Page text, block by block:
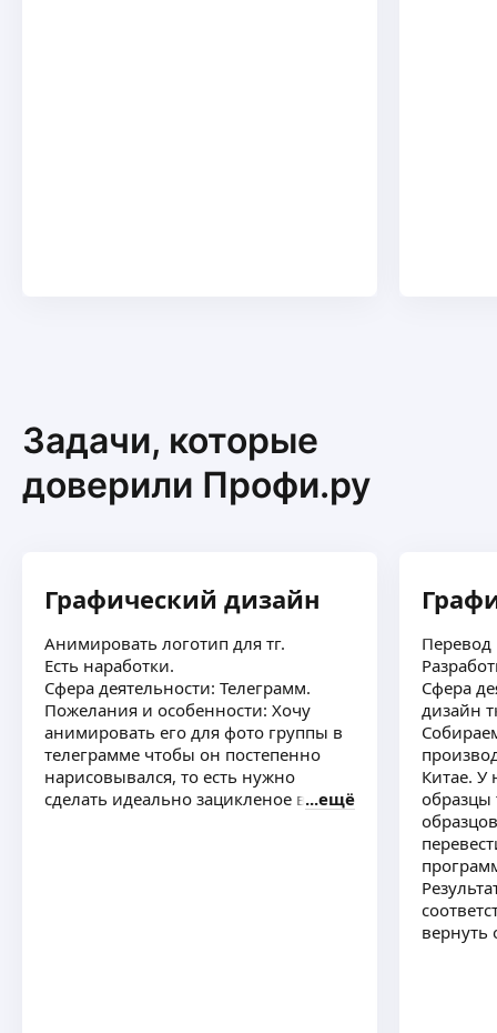
Задачи, которые
доверили Профи.ру
Графический дизайн
Анимировать логотип для тг.
Есть наработки.
Сфера деятельности: Телеграмм.
Пожелания и особенности: Хочу
анимировать его для фото группы в
телеграмме чтобы он постепенно
нарисовывался, то есть нужно
сделать идеально зацикленое видео
ещё
Перевод
Сфера
дизайн
Китае. У
образцы
вернуть обратно данные образцы